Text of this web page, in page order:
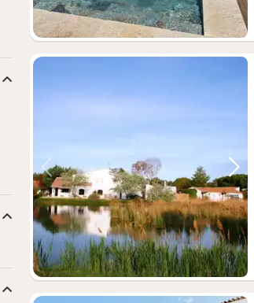
Vorige foto